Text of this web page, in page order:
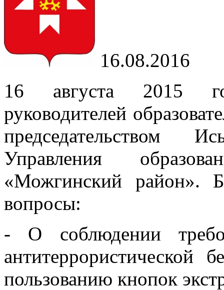
16.08.2016
16 августа 2015
руководителей
председательством
Управления
«Можгинский район».
вопросы:
- О соблюдении
антитеррористической
пользованию кнопок